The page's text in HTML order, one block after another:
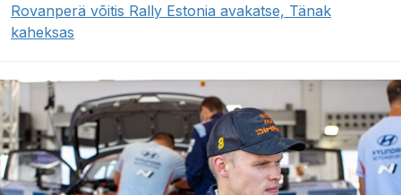
Rovanperä võitis Rally Estonia avakatse, Tänak
kaheksas